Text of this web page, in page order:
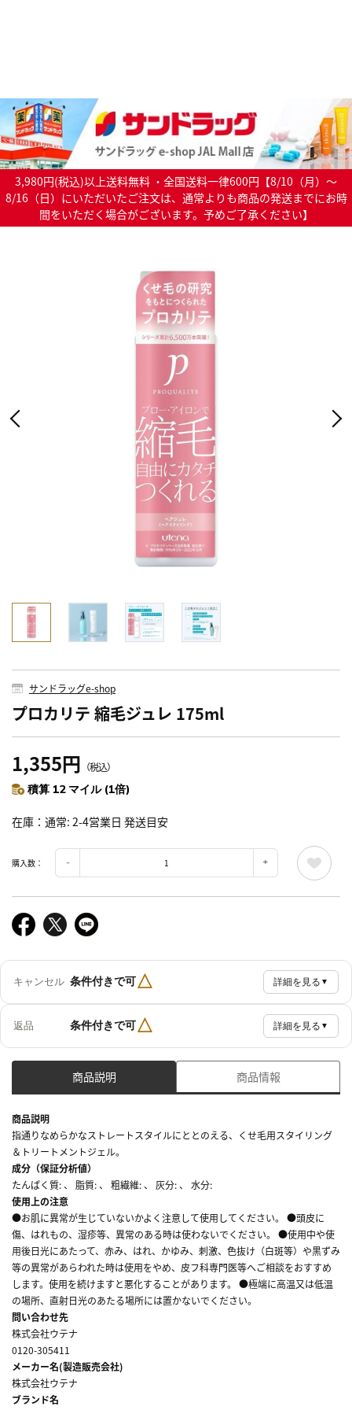
3,980円(税込)以上送料無料 ・全国送料一律600円【8/10（月）～
8/16（日）にいただいたご注文は、通常よりも商品の発送までにお時
間をいただく場合がございます。予めご了承ください】
サンドラッグe-shop
プロカリテ 縮毛ジュレ 175ml
1,355円 （税込）
積算 12 マイル (1倍)
在庫 通常: 2-4営業日 発送目安
購入数：
キャンセル 条件付きで可△ 詳細を見る ▼
返品 条件付きで可△ 詳細を見る ▼
商品説明 商品情報
商品説明
指通りなめらかなストレートスタイルにととのえる、くせ毛用スタイリング
＆トリートメントジェル。
成分（保証分析値）
たんぱく質: 、 脂質: 、 粗繊維: 、 灰分: 、 水分:
使用上の注意
●お肌に異常が生じていないかよく注意して使用してください。 ●頭皮に
傷、はれもの、湿疹等、異常のある時は使わないでください。 ●使用中や使
用後日光にあたって、赤み、はれ、かゆみ、刺激、色抜け（白斑等）や黒ずみ
等の異常があらわれた時は使用をやめ、皮フ科専門医等へご相談をおすすめ
します。使用を続けますと悪化することがあります。 ●極端に高温又は低温
の場所、直射日光のあたる場所には置かないでください。
問い合わせ先
株式会社ウテナ
0120-305411
メーカー名(製造販売会社)
株式会社ウテナ
ブランド名